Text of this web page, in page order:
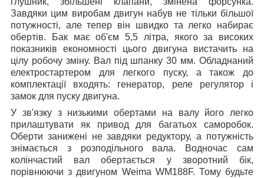
Завдяки цим виробам двигун набув не тільки більшої
потужності, але тепер він швидко та легко набирає
обертів. Бак має об'єм 5,5 літра, якого за високих
показників економності цього двигуна вистачить на
цілу робочу зміну. Вал під шпанку 30 мм. Обладнаний
електростартером для легкого пуску, а також до
комплектації входять: генератор, реле регулятор і
замок для пуску двигуна.
У зв'язку з низькими обертами на валу його легко
прилаштувати як привод для багатьох саморобок.
Оберти занижені не завдяки редуктору, а потужність
знімається з розподільного вала. Водночас сам
колінчастий вал обертається у зворотний бік,
порівнюючи з двигуном Weima WM188F. Тому будьте